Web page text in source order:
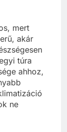
mert
akár
túra
ahhoz,
ne